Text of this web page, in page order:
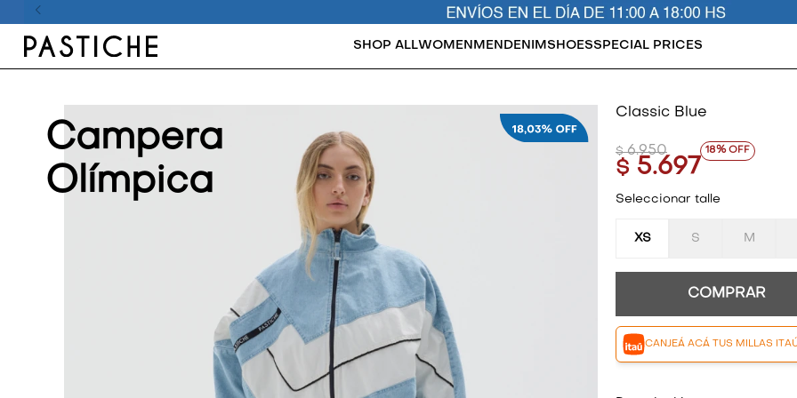
SHOP ALLWOMENMEN DENIMSHOESSPECIAL PRICES
Campera
Olímpica
Classic Blue
$ 5.697
$ 6.950 18
Seleccionar talle
XS S M
COMPRAR
CANJEÁ ACÁ TUS MILLAS